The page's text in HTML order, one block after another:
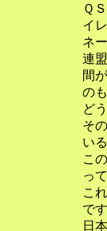
ＱＳ
イレ
ネー
連盟
間が
の
ど
そ
いる
この
って
これ
です
日本